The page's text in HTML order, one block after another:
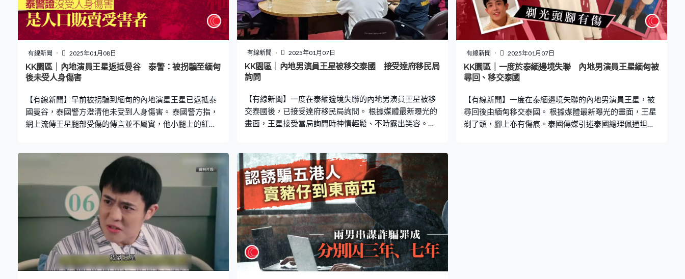
有線新聞 2025年01月08日
KK園區｜內地演員王星返抵曼谷 泰警：被拐騙至緬甸
後未受人身傷害
【有線新聞】早前被拐騙到緬甸的內地演星王星已返抵泰
國曼谷，泰國警方澄清他未受到人身傷害。 泰國警方指，
網上流傳王星腿部受傷的傳言並不屬實，他小腿上的紅斑
經過初步調查，發現王星存在被拐騙到鄰國進行選角工作
的行為，是人口販賣的受害者。
有線新聞 2025年01月07日
KK園區｜內地男演員王星被移交泰國 接受達府移民局
詢問
【有線新聞】一度在泰緬邊境失聯的內地男演員王星被移
交泰國後，已接受達府移民局詢問。 根據媒體最新曝光的
畫面，王星接受當局詢問時神情輕鬆、不時露出笑容。泰
泰國各方，快速妥善解決案件。 王星的女友早前在社交平
台發文，指聲稱要到泰國拍戲的王星自上周五起失聯，一
度有傳他或已被拐騙到詐騙園區「KK園」，事件引起廣泛
關注。
有線新聞 2025年01月07日
KK園區｜一度於泰緬邊境失聯 內地男演員王星緬甸被
尋回、移交泰國
【有線新聞】一度在泰緬邊境失聯的內地男演員王星，被
尋回後由緬甸移交泰國。 根據媒體最新曝光的畫面，王星
剃了頭，腳上亦有傷痕。泰國傳媒引述泰國總理佩通坦表